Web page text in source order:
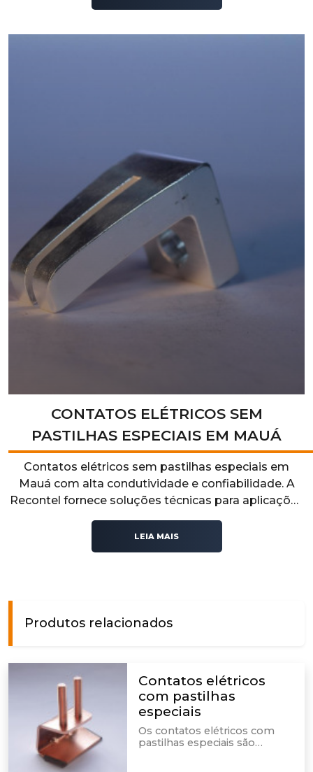
operacional.
CONTATOS ELÉTRICOS SEM
PASTILHAS ESPECIAIS EM MAUÁ
Contatos elétricos sem pastilhas especiais em
Mauá com alta condutividade e confiabilidade. A
Recontel fornece soluções técnicas para aplicações
segurança e estabilidade operacional.
LEIA MAIS
Produtos relacionados
Contatos elétricos
com pastilhas
especiais
Os contatos elétricos com
pastilhas especiais são